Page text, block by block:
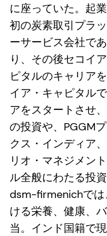
に座っていた。起
初の炭素取引プラ
ーサービス会社で
り、その後セコイ
ピタルのキャリア
イア・キャピタル
アをスタートさせ
の投資や、PGGM
クス・インディア
リオ・マネジメン
ル全般にわたる投
dsm-firmenichでは
ける栄養、健康、
当。インド国籍で